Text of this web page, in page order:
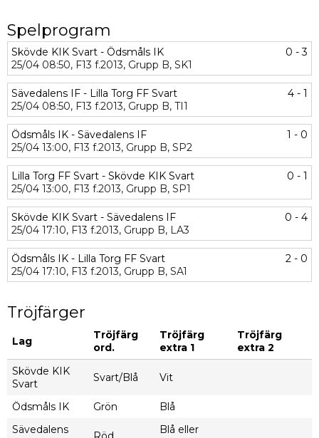
Spelprogram
Skövde KIK Svart - Ödsmåls IK
0 - 3
25/04 08:50, F13 f.2013, Grupp B, SK1
Sävedalens IF - Lilla Torg FF Svart
4 - 1
25/04 08:50, F13 f.2013, Grupp B, TI1
Ödsmåls IK - Sävedalens IF
1 - 0
25/04 13:00, F13 f.2013, Grupp B, SP2
Lilla Torg FF Svart - Skövde KIK Svart
0 - 1
25/04 13:00, F13 f.2013, Grupp B, SP1
Skövde KIK Svart - Sävedalens IF
0 - 4
25/04 17:10, F13 f.2013, Grupp B, LA3
Ödsmåls IK - Lilla Torg FF Svart
2 - 0
25/04 17:10, F13 f.2013, Grupp B, SA1
Tröjfärger
Lag
Tröjfärg
ord.
Tröjfärg
extra 1
Tröjfärg
extra 2
Skövde KIK
Svart
Svart/Blå Vit
Ödsmåls IK Grön
Blå
Sävedalens
Blå eller